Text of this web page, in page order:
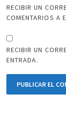
RECIBIR UN
COMENTARIOS A
RECIBIR UN
ENTRADA.